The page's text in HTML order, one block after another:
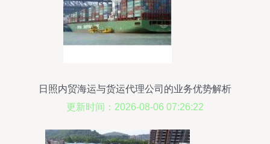
日照内贸海运与货运代理公司的业务优势解析
更新时间：2026-08-06 07:26:22